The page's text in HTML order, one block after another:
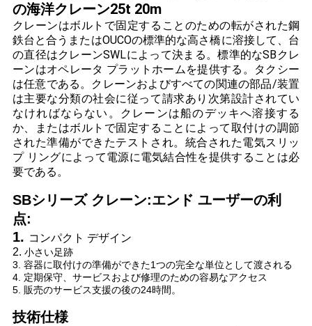
品
質
管
理
ニ
ュ
ー
ス
事
件
の海洋クレーン25t 20m
クレーンはボルトで固定することのための転がされた鋼
鉄台と合うまたはOUCOの標準的な高さ橋に溶接して、台
の直径はクレーンSWLによって決まる。標準的なSBクレ
ーンはオペレータ プラットホームを提供する。タクシー
は任意である。クレーンおよびすべての関連の部品/装置
は主要な分類の社会に従って請求あり次第設計されてい
なければならない。クレーンは船のデッキへ溶接する
か、またはボルトで固定することによって取付けの調節
された準備ができたテストされ。統合された電気スリッ
プ リングによって電源に電気結合性を提供することは必
要である。
SBシリーズ クレーン:エンド ユーザーの利
点:
1. コンパクト デザイン
2. 小さい足跡
3. 容器に取付けの準備ができた1つの完全な単位として渡される
4. 定期保守、サービスおよび修理のための容易なアクセス
5. 販売のサービス支援の後の24時間。
技術仕様